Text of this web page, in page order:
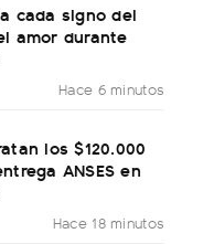
cada signo del
amor durante
Hace 6 minutos
los $120.000
ANSES en
Hace 18 minutos